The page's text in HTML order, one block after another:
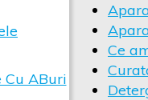
Ce